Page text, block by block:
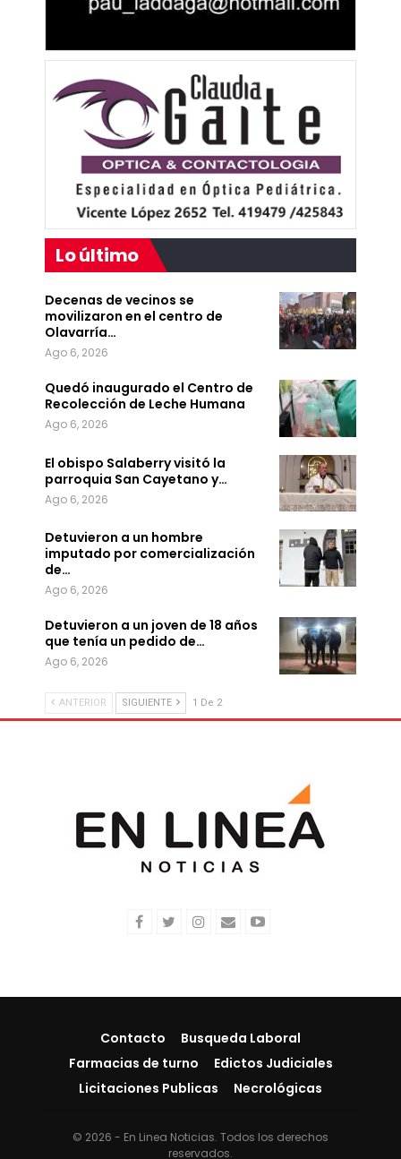
Lo último
Decenas de vecinos se
movilizaron en el centro de
Olavarría…
Ago 6, 2026
Quedó inaugurado el Centro de
Recolección de Leche Humana
Ago 6, 2026
El obispo Salaberry visitó la
parroquia San Cayetano y…
Ago 6, 2026
Detuvieron a un hombre
imputado por comercialización
de…
Ago 6, 2026
Detuvieron a un joven de 18 años
que tenía un pedido de…
Ago 6, 2026
ANTERIOR SIGUIENTE 1 De 2
Contacto
Busqueda Laboral
Farmacias de turno
Edictos Judiciales
Licitaciones Publicas
Necrológicas
© 2026 - En Linea Noticias. Todos los derechos
reservados.